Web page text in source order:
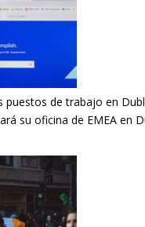
puestos de trabajo en
su oficina de EMEA en